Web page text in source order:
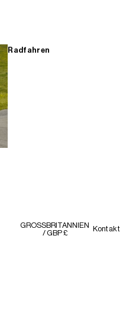
Radfahren
GROSSBRITANNIEN
/ GBP £
Kontakt